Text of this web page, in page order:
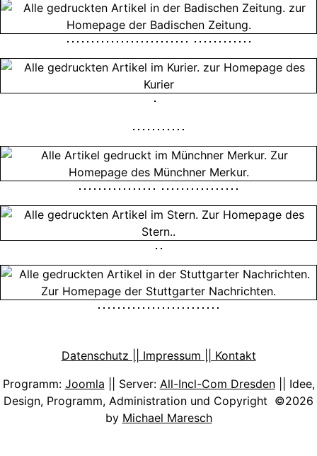
Datenschutz || Impressum || Kontakt
Programm: Joomla || Server: All-Incl-Com Dresden|| Idee,
Design, Programm, Administration und Copyright ©2026
by Michael Maresch